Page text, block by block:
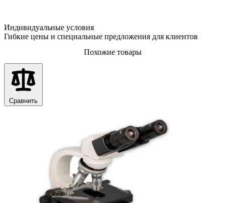
Индивидуальные условия
Гибкие цены и специальные предложения для клиентов
Похожие товары
Сравнить